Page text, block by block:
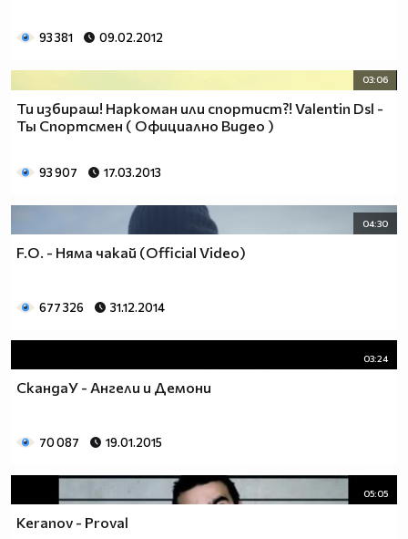
93 381 09.02.2012
03:06
Ти избираш! Наркоман или спортист?! Valentin Dsl -
Ты Спортсмен ( Официално Видео )
93 907 17.03.2013
04:30
F.O. - Няма чакай (Official Video)
677 326 31.12.2014
03:24
СкандаУ - Ангели и Демони
70 087 19.01.2015
05:05
Keranov - Proval